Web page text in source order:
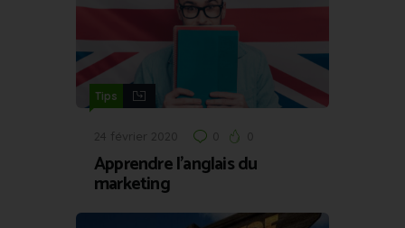
Tips
24 février 2020 0 0
Apprendre l’anglais du
marketing